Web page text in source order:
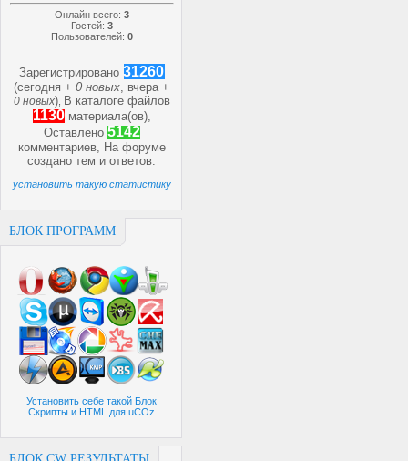
Онлайн всего: 3
Гостей: 3
Пользователей: 0
Зарегистрировано 31260
(сегодня +0 новых, вчера +
0 новых) В каталоге файлов
1130 материала(ов),
Оставлено 5142
комментариев, На форуме
созданотем иответов.
установить такую статистику
БЛОК ПРОГРАММ
Установить себе такой Блок
Скрипты и HTML для uCOz